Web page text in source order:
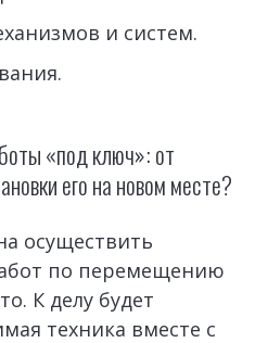
и систем.
«под ключ»: от
его на новом месте?
осуществить
по перемещению
К делу будет
техника вместе с